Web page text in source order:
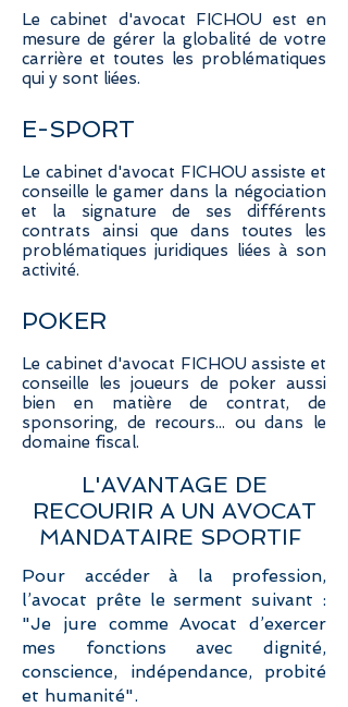
Le cabinet d'avocat FICHOU est en
mesure de gérer la globalité de votre
carrière et toutes les problématiques
qui y sont liées.
E-SPORT
Le cabinet d'avocat FICHOU assiste et
conseille le gamer dans la négociation
et la signature de ses différents
contrats ainsi que dans toutes les
problématiques juridiques liées à son
activité.
POKER
Le cabinet d'avocat FICHOU assiste et
conseille les joueurs de poker aussi
bien en matière de contrat, de
sponsoring, de recours... ou dans le
domaine fiscal.
L'AVANTAGE DE
RECOURIR A UN AVOCAT
MANDATAIRE SPORTIF
Pour accéder à la profession,
l’avocat prête le serment suivant :
"Je jure comme Avocat d’exercer
mes fonctions avec dignité,
conscience, indépendance, probité
et humanité".